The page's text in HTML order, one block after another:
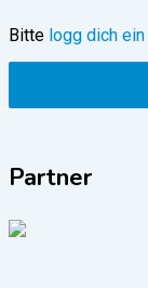
Bitte logg dich ein
Partner